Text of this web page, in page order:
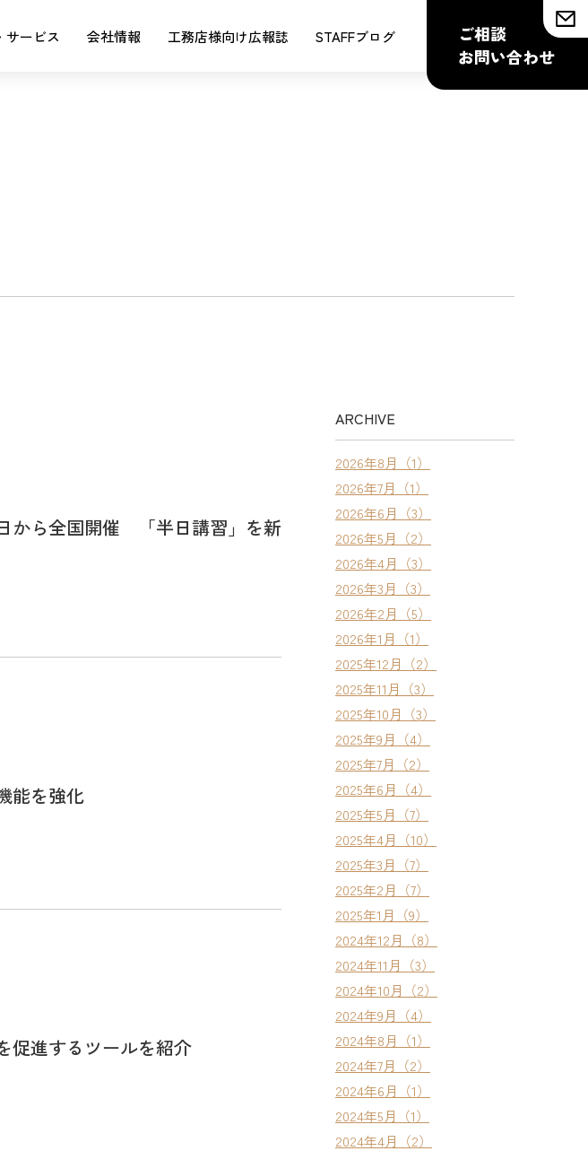
サービス 会社情報 工務店様向け広報誌 STAFFブログ
ご相談
お問い合わせ
から全国開催 「半日講習」を新
能を強化
促進するツールを紹介
ARCHIVE
2026年8月（1）
2026年7月（1）
2026年6月（3）
2026年5月（2）
2026年4月（3）
2026年3月（3）
2026年2月（5）
2026年1月（1）
2025年12月（2）
2025年11月（3）
2025年10月（3）
2025年9月（4）
2025年7月（2）
2025年6月（4）
2025年5月（7）
2025年4月（10）
2025年3月（7）
2025年2月（7）
2025年1月（9）
2024年12月（8）
2024年11月（3）
2024年10月（2）
2024年9月（4）
2024年8月（1）
2024年7月（2）
2024年6月（1）
2024年5月（1）
2024年4月（2）